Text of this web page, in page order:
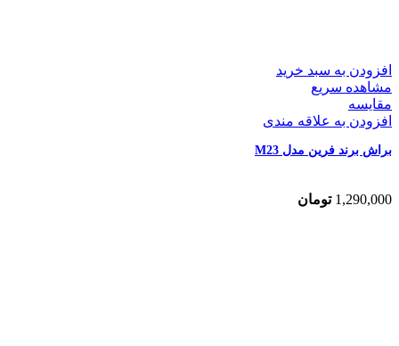
افزودن به سبد خرید
مشاهده سریع
مقایسه
افزودن به علاقه مندی
براش برند فرین مدل M23
1,290,000 تومان